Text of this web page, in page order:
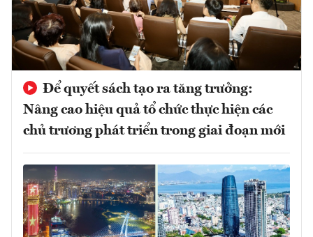
Để quyết sách tạo ra tăng trưởng:
Nâng cao hiệu quả tổ chức thực hiện các
chủ trương phát triển trong giai đoạn mới